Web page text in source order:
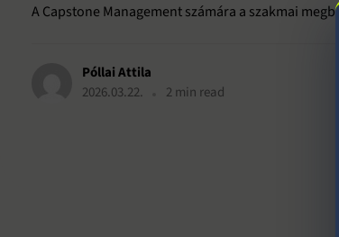
A Capstone Management számára a szakmai
Póllai Attila
2026.03.22.
2 min read